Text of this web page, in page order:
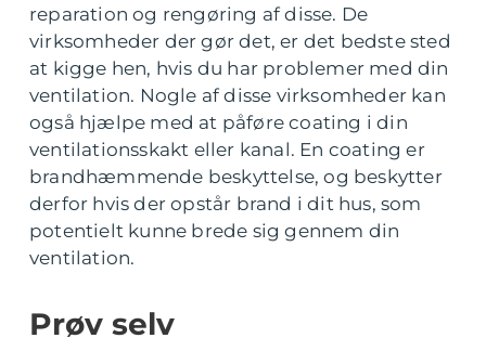
reparation og rengøring af disse. De
virksomheder der gør det, er det bedste sted
at kigge hen, hvis du har problemer med din
ventilation. Nogle af disse virksomheder kan
også hjælpe med at påføre coating i din
ventilationsskakt eller kanal. En coating er
brandhæmmende beskyttelse, og beskytter
derfor hvis der opstår brand i dit hus, som
potentielt kunne brede sig gennem din
ventilation.
Prøv selv